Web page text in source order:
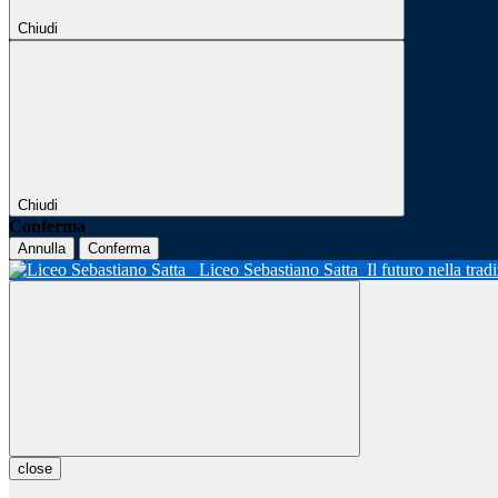
Chiudi
Chiudi
Conferma
Annulla Conferma
Liceo Sebastiano Satta Il futuro nella
close